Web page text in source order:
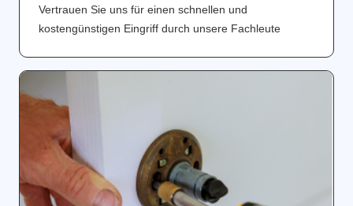
Vertrauen Sie uns für einen schnellen und
kostengünstigen Eingriff durch unsere Fachleute